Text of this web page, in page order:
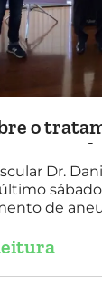
o
com a
Porto
Dr.
de
Benitti (ao